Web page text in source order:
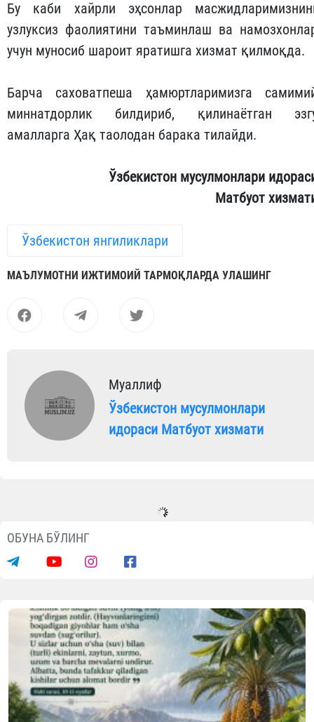
Бу каби хайрли эҳсонлар
узлуксиз фаолиятини таъминлаш ва
учун муносиб шароит яратишга хизмат қилмоқда.
Барча саховатпеша ҳамюртларимизга
миннатдорлик билдириб, қилинаётган
амалларга Ҳақ таолодан барака тилайди.
Ўзбекистон мусулмонлари
Матбуот
Ўзбекистон янгиликлари
МАЪЛУМОТНИ ИЖТИМОИЙ ТАРМОҚЛАРДА УЛАШИНГ
Муаллиф
Ўзбекистон мусулмонлари
идораси Матбуот хизмати
ОБУНА БЎЛИНГ